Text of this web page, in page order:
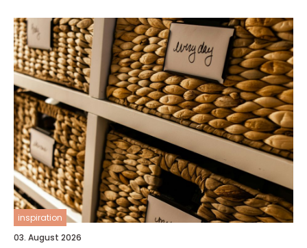
inspiration
03. August 2026